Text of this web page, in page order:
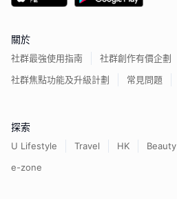
關於
社群最強使用指南
社群創作有價企劃
社群焦點功能及升級計劃
常見問題
探索
U Lifestyle Travel HK Beauty
e-zone